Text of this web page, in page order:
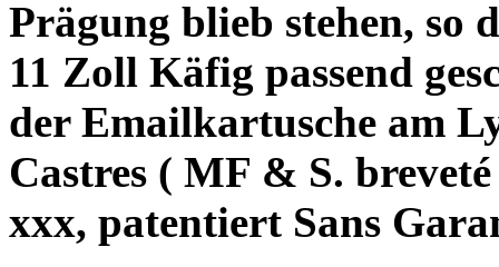
Prägung blieb stehen, so
11 Zoll Käfig passend
der Emailkartusche am
Castres ( MF & S.
xxx, patentiert Sans